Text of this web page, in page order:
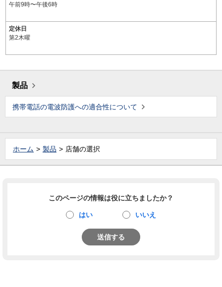
午前9時〜午後6時
定休日
第2木曜
製品
携帯電話の電波防護への適合性について
ホーム 製品 店舗の選択
このページの情報は役に立ちましたか？
はい いいえ
送信する